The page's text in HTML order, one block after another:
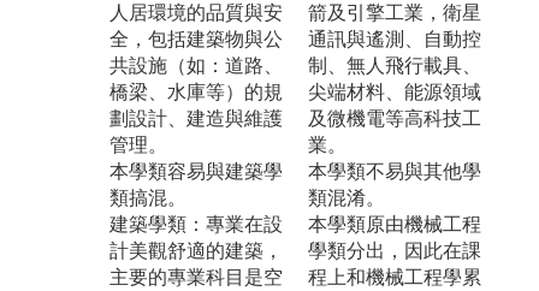
人居環境的品質與安
全，包括建築物與公
共設施（如：道路、
橋梁、水庫等）的規
劃設計、建造與維護
管理。
本學類容易與建築學
類搞混。
建築學類：專業在設
計美觀舒適的建築，
主要的專業科目是空
箭及引擎工業，衛星
通訊與遙測、自動控
制、無人飛行載具、
尖端材料、能源領域
及微機電等高科技工
業。
本學類不易與其他學
類混淆。
本學類原由機械工程
學類分出，因此在課
程上和機械工程學累